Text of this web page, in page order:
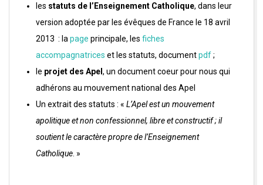
les statuts de l’Enseignement Catholique, dans leur
version adoptée par les évêques de France le 18 avril
2013 : la page principale, les fiches
accompagnatrices et les statuts, documentpdf;
le projet des Apel , un document coeur pour nous qui
adhérons au mouvement national des Apel
Un extrait des statuts : « L’Apel est un mouvement
apolitique et non confessionnel, libre et constructif ; il
soutient le caractère propre de l’Enseignement
Catholique . »